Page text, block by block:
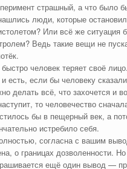
страшный, а что было
люди, которые
Или всё же ситуация
Ведь такие вещи не
быстро человек теряет своё
есть, если бы человеку
делать всё, что захочется и
то человечество
бы в пещерный век, а
истребило себя.
согласна с вашим
о границах дозволенности. Но
ещё один вывод —